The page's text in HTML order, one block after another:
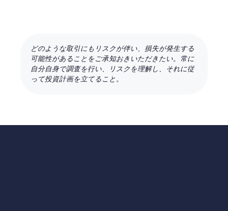
どのような取引にもリスクが伴い、損失が発生する
可能性があることをご承知おきいただきたい。常に
自分自身で調査を行い、リスクを理解し、それに従
って投資計画を立てること。